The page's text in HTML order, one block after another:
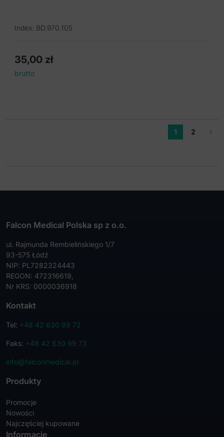
Index: BD.970.105
35,00 zł
brutto
1 2
Falcon Medical Polska sp z o.o.
ul. Rajmunda Rembielińskiego 1/7
93-575 Łódź
NIP: PL7282324443
REGON: 472316619,
Nr KRS: 0000036918
Kontakt
Tel: +48 42 630 99 72
Faks: +48 42 630 99 73
info@falconmedical.pl
Produkty
Promocje
Nowości
Najczęściej kupowane
Informacje